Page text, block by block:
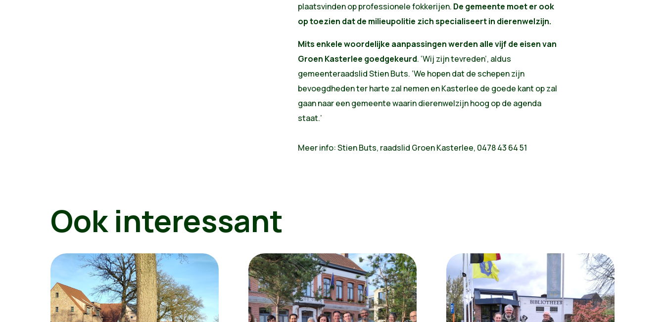
plaatsvinden op professionele fokkerijen. De gemeente moet er ook
op toezien dat de milieupolitie zich specialiseert in dierenwelzijn.
Mits enkele woordelijke aanpassingen werden alle vijf de eisen van
Groen Kasterlee goedgekeurd. ‘Wij zijn tevreden’, aldus
gemeenteraadslid Stien Buts. ‘We hopen dat de schepen zijn
bevoegdheden ter harte zal nemen en Kasterlee de goede kant op zal
gaan naar een gemeente waarin dierenwelzijn hoog op de agenda
staat.’
Meer info: Stien Buts, raadslid Groen Kasterlee, 0478 43 64 51
Ook interessant